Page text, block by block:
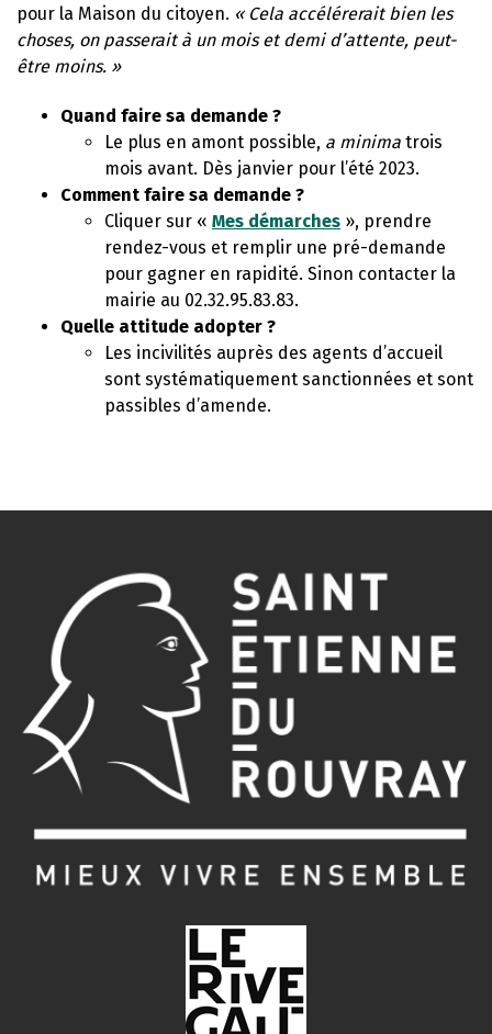
pour la Maison du citoyen. « Cela accélérerait bien les
choses, on passerait à un mois et demi d’attente, peut-
être moins. »
Quand faire sa demande ?
Le plus en amont possible, a minima trois
mois avant. Dès janvier pour l’été 2023.
Comment faire sa demande ?
Cliquer sur « Mes démarches », prendre
rendez-vous et remplir une pré-demande
pour gagner en rapidité. Sinon contacter la
mairie au 02.32.95.83.83.
Quelle attitude adopter ?
Les incivilités auprès des agents d’accueil
sont systématiquement sanctionnées et sont
passibles d’amende.